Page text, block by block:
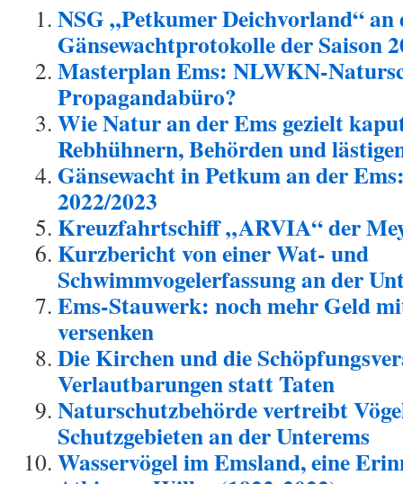
NSG „Petkumer Deichvorland“ an
Gänsewachtprotokolle der Saison
Masterplan Ems: NLWKN-
Propagandabüro?
Wie Natur an der Ems gezielt
Rebhühnern, Behörden und
Gänsewacht in Petkum an der
2022/2023
Kreuzfahrtschiff „ARVIA“ der
Kurzbericht von einer Wat- und
Schwimmvogelerfassung an der
Ems-Stauwerk: noch mehr Geld
versenken
Die Kirchen und die
Verlautbarungen statt Taten
Naturschutzbehörde vertreibt
Schutzgebieten an der Unterems
Wasservögel im Emsland, eine